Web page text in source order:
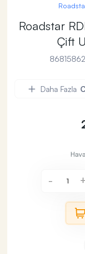
Roadstar
Çift
Daha Fazla
-